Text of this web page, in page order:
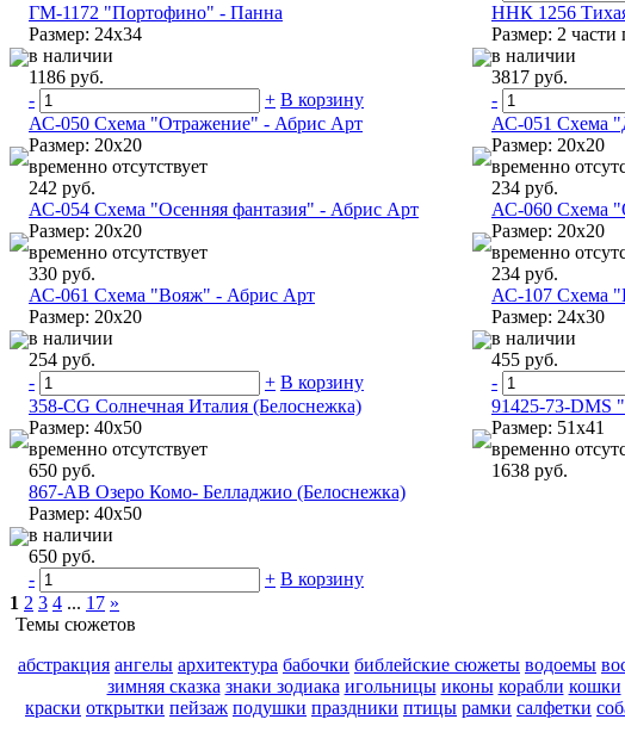
ГМ-1172 "Портофино" - Панна
Размер: 24х34
в наличии
1186 руб.
-
+ В корзину
ННК 1256
Размер: 2 части
в наличии
3817 руб.
-
АС-050 Схема "Отражение" - Абрис Арт
Размер: 20х20
временно отсутствует
242 руб.
АС-051 Схема
Размер: 20х20
временно
234 руб.
АС-054 Схема "Осенняя фантазия" - Абрис Арт
Размер: 20х20
временно отсутствует
330 руб.
АС-060 Схема
Размер: 20х20
временно
234 руб.
АС-061 Схема "Вояж" - Абрис Арт
Размер: 20х20
в наличии
254 руб.
-
+ В корзину
АС-107 Схема
Размер: 24х30
в наличии
455 руб.
-
358-CG Солнечная Италия (Белоснежка)
Размер: 40х50
временно отсутствует
650 руб.
91425-73-DMS
Размер: 51х41
временно
1638 руб.
867-AB Озеро Комо- Белладжио (Белоснежка)
Размер: 40х50
в наличии
650 руб.
-
+ В корзину
1 2 3 4 ... 17 »
Темы сюжетов
абстракция ангелы архитектура бабочки библейские сюжеты водоемы
зимняя сказка знаки зодиака игольницы иконы корабли кошки
краски открытки пейзаж подушки праздники птицы рамки салфетки